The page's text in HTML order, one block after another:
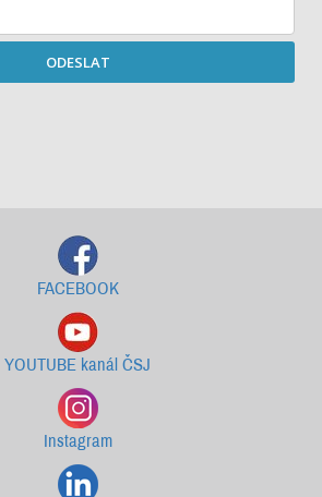
ODESLAT
FACEBOOK
YOUTUBE kanál ČSJ
Instagram